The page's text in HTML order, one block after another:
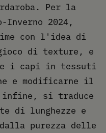
Per la
Inverno 2024,
con l'idea di
di texture, e
i capi in tessuti
e modificarne il
si traduce
di lunghezze e
purezza delle